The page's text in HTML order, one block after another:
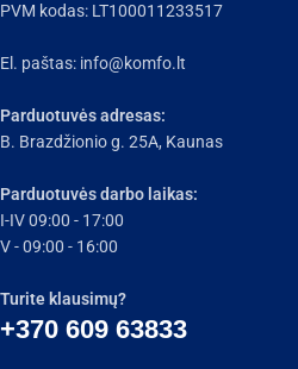
PVM kodas: LT100011233517
El. paštas: info@komfo.lt
Parduotuvės adresas:
B. Brazdžionio g. 25A, Kaunas
Parduotuvės darbo laikas:
I-IV 09:00 - 17:00
V - 09:00 - 16:00
Turite klausimų?
+370 609 63833